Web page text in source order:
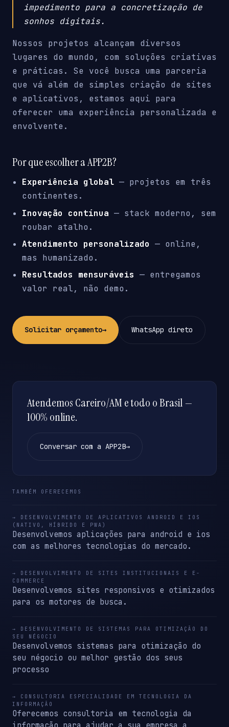
impedimento para a concretização de
sonhos digitais.
Nossos projetos alcançam diversos
lugares do mundo, com soluções criativas
e práticas. Se você busca uma parceria
que vá além de simples criação de sites
e aplicativos, estamos aqui para
oferecer uma experiência personalizada e
envolvente.
Por que escolher a APP2B?
Experiência global — projetos em três
continentes.
Inovação contínua — stack moderno, sem
roubar atalho.
Atendimento personalizado — online,
mas humanizado.
Resultados mensuráveis — entregamos
valor real, não demo.
Solicitar orçamento→ WhatsApp direto
Atendemos Careiro/AM e todo o Brasil —
100% online.
Conversar com a APP2B→
TAMBÉM OFERECEMOS
→ DESENVOLVIMENTO DE APLICATIVOS ANDROID E IOS
(NATIVO, HÍBRIDO E PWA)
Desenvolvemos aplicações para android e ios
com as melhores tecnologias do mercado.
→ DESENVOLVIMENTO DE SITES INSTITUCIONAIS E E-
COMMERCE
Desenvolvemos sites responsivos e otimizados
para os motores de busca.
→ DESENVOLVIMENTO DE SISTEMAS PARA OTIMIZAÇÃO DO
SEU NÉGOCIO
Desenvolvemos sistemas para otimização do
seu négocio ou melhor gestão dos seus
processo
→ CONSULTORIA ESPECIALIDADE EM TECNOLOGIA DA
INFORMAÇÃO
Oferecemos consultoria em tecnologia da